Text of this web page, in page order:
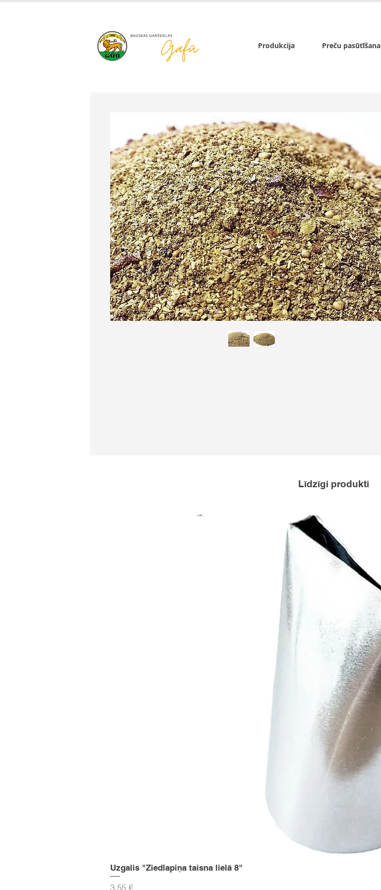
Produkcija Preču pasūtīšana
Līdzīgi produkti
Uzgalis "Ziedlapiņa taisna lielā 8"
Cena
3,55 €